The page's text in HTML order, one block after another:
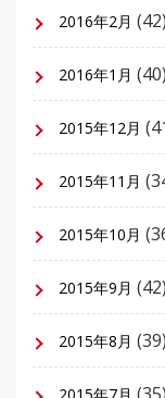
2016年2月 (42)
2016年1月 (40)
2015年12月
2015年11月
2015年10月
2015年9月 (42)
2015年8月 (39)